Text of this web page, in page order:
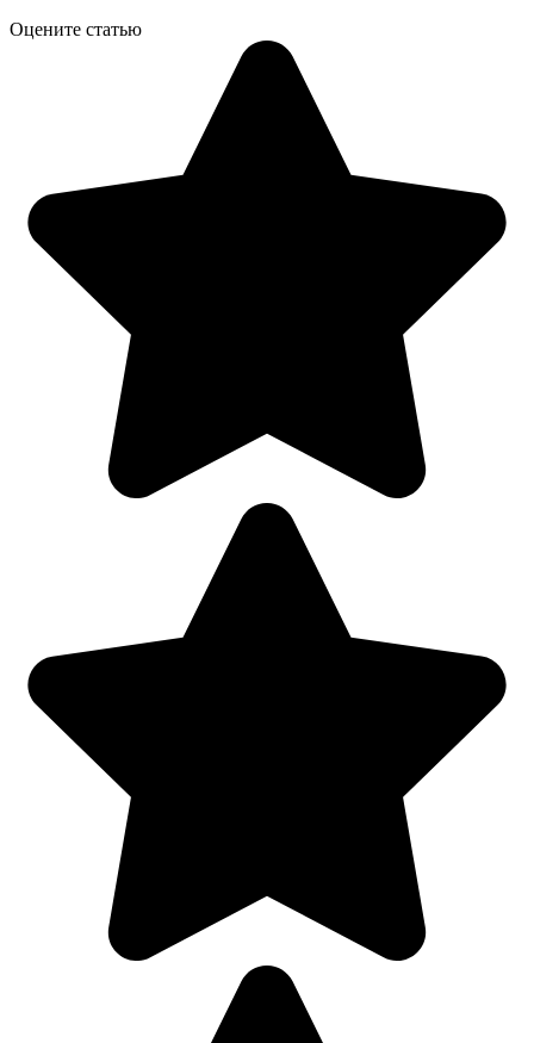
Оцените статью